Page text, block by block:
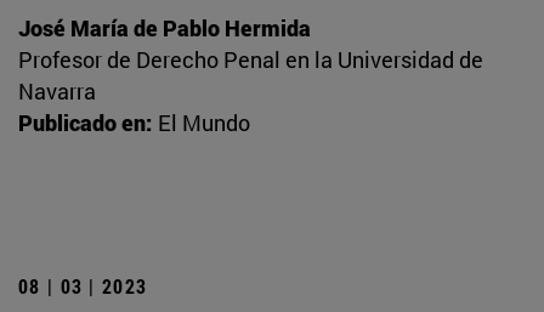
José María de Pablo Hermida
Profesor de Derecho Penal en la Universidad de
Navarra
Publicado en: El Mundo
08 | 03 | 2023